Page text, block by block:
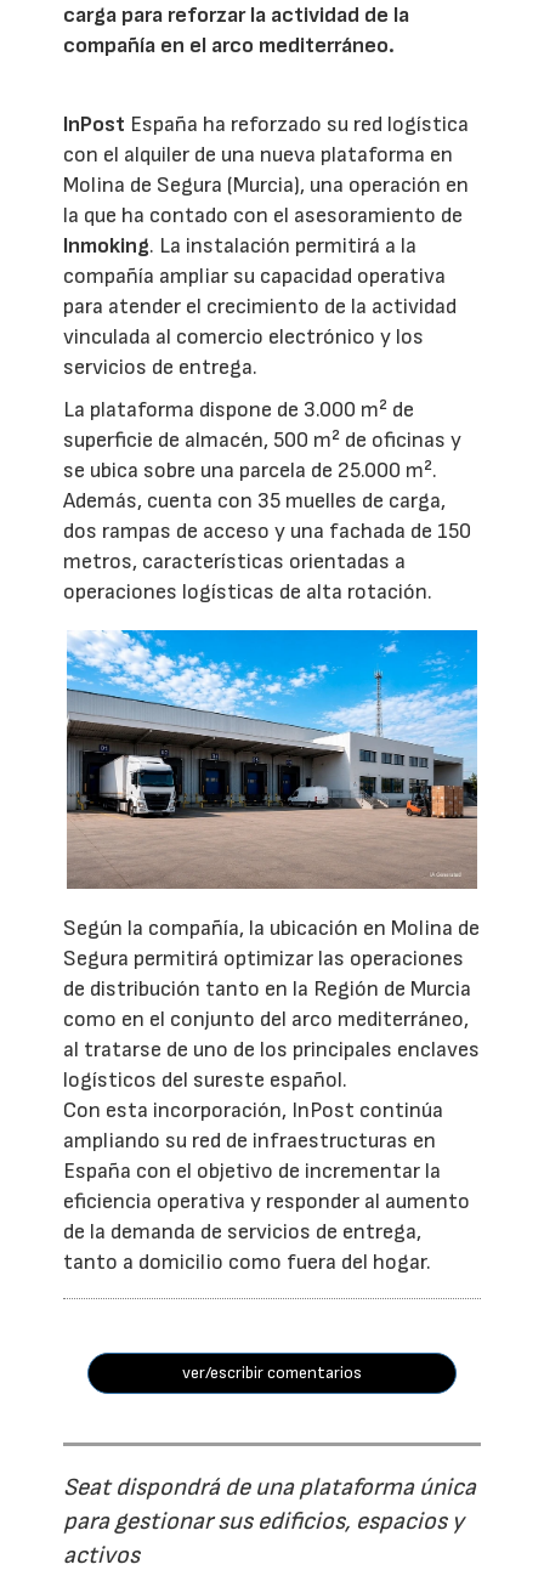
carga para reforzar la actividad de la
compañía en el arco mediterráneo.
InPost España ha reforzado su red logística
con el alquiler de una nueva plataforma en
Molina de Segura (Murcia), una operación en
la que ha contado con el asesoramiento de
Inmoking. La instalación permitirá a la
compañía ampliar su capacidad operativa
para atender el crecimiento de la actividad
vinculada al comercio electrónico y los
servicios de entrega.
La plataforma dispone de 3.000 m² de
superficie de almacén, 500 m² de oficinas y
se ubica sobre una parcela de 25.000 m².
Además, cuenta con 35 muelles de carga,
dos rampas de acceso y una fachada de 150
metros, características orientadas a
operaciones logísticas de alta rotación.
Según la compañía, la ubicación en Molina de
Segura permitirá optimizar las operaciones
de distribución tanto en la Región de Murcia
como en el conjunto del arco mediterráneo,
al tratarse de uno de los principales enclaves
logísticos del sureste español.
Con esta incorporación, InPost continúa
ampliando su red de infraestructuras en
España con el objetivo de incrementar la
eficiencia operativa y responder al aumento
de la demanda de servicios de entrega,
tanto a domicilio como fuera del hogar.
ver/escribir comentarios
Seat dispondrá de una plataforma única
para gestionar sus edificios, espacios y
activos